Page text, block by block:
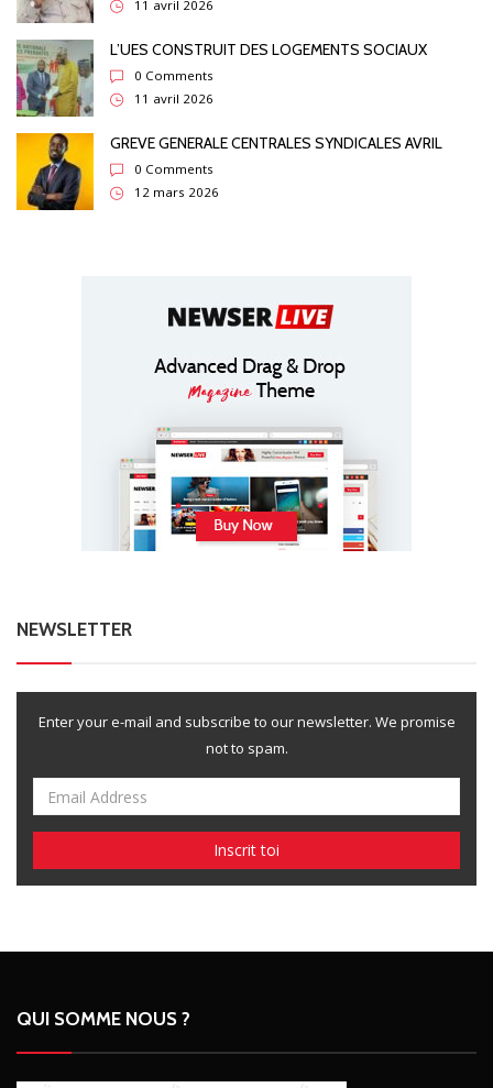
11 avril 2026
L’UES CONSTRUIT DES LOGEMENTS SOCIAUX
0 Comments
11 avril 2026
GREVE GENERALE CENTRALES SYNDICALES AVRIL
0 Comments
12 mars 2026
NEWSLETTER
Enter your e-mail and subscribe to our newsletter. We promise
not to spam.
QUI SOMME NOUS ?